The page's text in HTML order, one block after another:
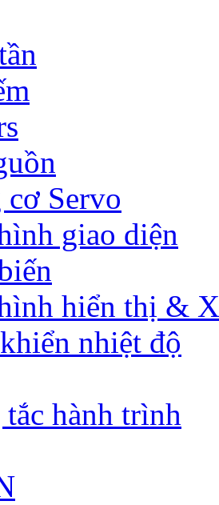
Servo
giao diện
hiển thị &
nhiệt độ
hành trình